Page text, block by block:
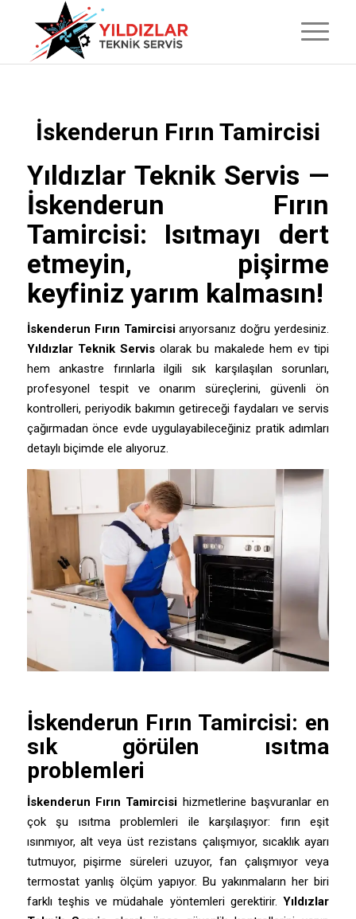
İskenderun Fırın Tamircisi
Yıldızlar Teknik Servis —
İskenderun Fırın
Tamircisi: Isıtmayı dert
etmeyin, pişirme
keyfiniz yarım kalmasın!
İskenderun Fırın Tamircisiarıyorsanız doğru yerdesiniz.
Yıldızlar Teknik Servis olarak bu makalede hem ev tipi
hem ankastre fırınlarla ilgili sık karşılaşılan sorunları,
profesyonel tespit ve onarım süreçlerini, güvenli ön
kontrolleri, periyodik bakımın getireceği faydaları ve servis
çağırmadan önce evde uygulayabileceğiniz pratik adımları
detaylı biçimde ele alıyoruz.
İskenderun Fırın Tamircisi: en
sık görülen ısıtma
problemleri
İskenderun Fırın Tamircisi hizmetlerine başvuranlar en
çok şu ısıtma problemleri ile karşılaşıyor: fırın eşit
ısınmıyor, alt veya üst rezistans çalışmıyor, sıcaklık ayarı
tutmuyor, pişirme süreleri uzuyor, fan çalışmıyor veya
termostat yanlış ölçüm yapıyor. Bu yakınmaların her biri
farklı teşhis ve müdahale yöntemleri gerektirir.Yıldızlar